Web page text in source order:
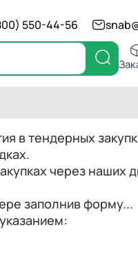
550-44-56
в тендерных
через наших
заполнив форму...